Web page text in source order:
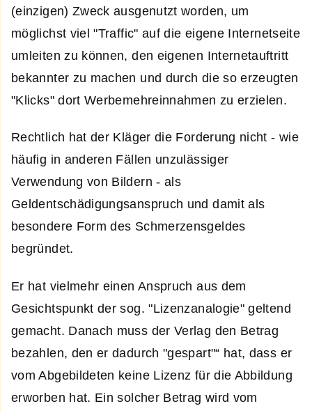
(einzigen) Zweck ausgenutzt worden, um
möglichst viel "Traffic" auf die eigene Internetseite
umleiten zu können, den eigenen Internetauftritt
bekannter zu machen und durch die so erzeugten
"Klicks" dort Werbemehreinnahmen zu erzielen.
Rechtlich hat der Kläger die Forderung nicht - wie
häufig in anderen Fällen unzulässiger
Verwendung von Bildern - als
Geldentschädigungsanspruch und damit als
besondere Form des Schmerzensgeldes
begründet.
Er hat vielmehr einen Anspruch aus dem
Gesichtspunkt der sog. "Lizenzanalogie" geltend
gemacht. Danach muss der Verlag den Betrag
bezahlen, den er dadurch "gespart"“ hat, dass er
vom Abgebildeten keine Lizenz für die Abbildung
erworben hat. Ein solcher Betrag wird vom